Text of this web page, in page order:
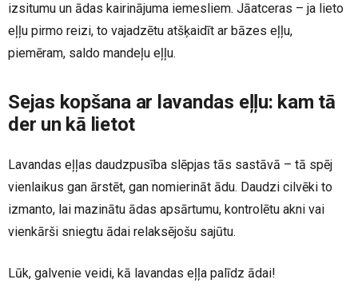
izsitumu un ādas kairinājuma iemesliem. Jāatceras – ja lieto
eļļu pirmo reizi, to vajadzētu atšķaidīt ar bāzes eļļu,
piemēram, saldo mandeļu eļļu.
Sejas kopšana ar lavandas eļļu: kam tā
der un kā lietot
Lavandas eļļas daudzpusība slēpjas tās sastāvā – tā spēj
vienlaikus gan ārstēt, gan nomierināt ādu. Daudzi cilvēki to
izmanto, lai mazinātu ādas apsārtumu, kontrolētu akni vai
vienkārši sniegtu ādai relaksējošu sajūtu.
Lūk, galvenie veidi, kā lavandas eļļa palīdz ādai!